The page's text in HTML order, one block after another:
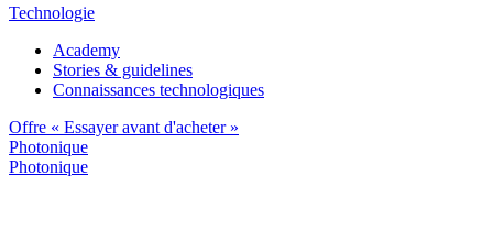
Technologie
Academy
Stories & guidelines
Connaissances technologiques
Offre « Essayer avant d'acheter »
Photonique
Photonique